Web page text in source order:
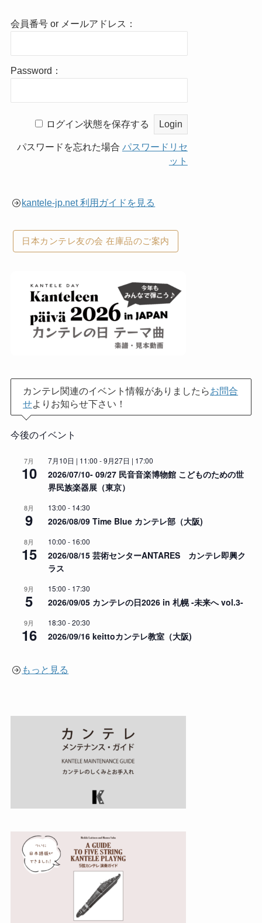
会員番号 or メールアドレス：
Password：
ログイン状態を保存する
パスワードを忘れた場合 パスワードリセ
ット
kantele-jp.net 利用ガイドを見る
日本カンテレ友の会 在庫品のご案内
カンテレ関連のイベント情報がありましたら お問合
せ よりお知らせ下さい！
今後のイベント
7月
10
7月10日 | 11:00 -9月27日 | 17:00
2026/07/10- 09/27 民音音楽博物館 こどものための世
界民族楽器展（東京）
8月
9
13:00 - 14:30
2026/08/09 Time Blue カンテレ部（大阪)
8月
15
10:00 - 16:00
2026/08/15 芸術センターANTARES カンテレ即興ク
ラス
9月
5
15:00 - 17:30
2026/09/05 カンテレの日2026 in 札幌 -未来へ vol.3-
9月
16
18:30 -20:30
2026/09/16 keittoカンテレ教室（大阪)
もっと見る